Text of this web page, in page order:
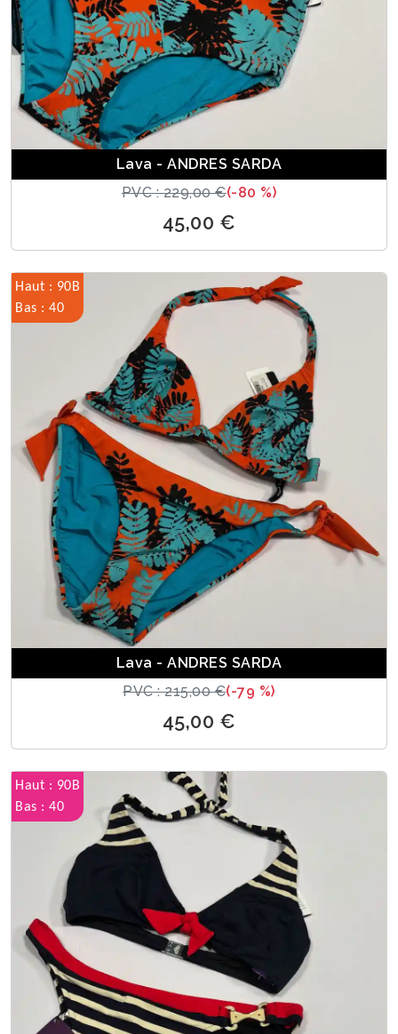
Lava - ANDRES SARDA
PVC : 229,00 €(-80 %)
45,00 €
Haut : 90B
Bas : 40
Lava - ANDRES SARDA
PVC : 215,00 €(-79 %)
45,00 €
Haut : 90B
Bas : 40